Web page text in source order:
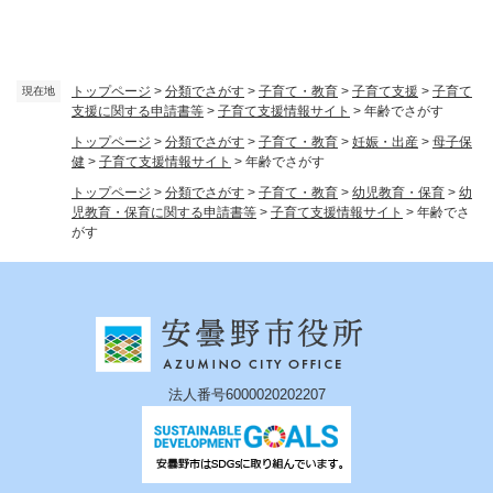
現在地 トップページ > 分類でさがす > 子育て・教育 > 子育て支援 > 子育て
支援に関する申請書等 > 子育て支援情報サイト > 年齢でさがす
トップページ > 分類でさがす > 子育て・教育 > 妊娠・出産 > 母子保
健 > 子育て支援情報サイト > 年齢でさがす
トップページ > 分類でさがす > 子育て・教育 > 幼児教育・保育 > 幼
児教育・保育に関する申請書等 > 子育て支援情報サイト > 年齢でさ
がす
法人番号6000020202207